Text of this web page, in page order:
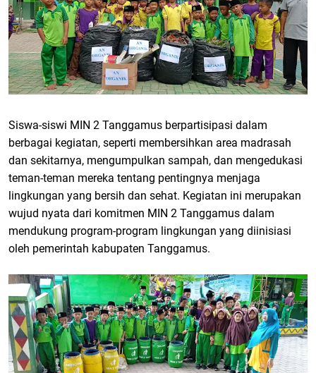
Siswa-siswi MIN 2 Tanggamus berpartisipasi dalam
berbagai kegiatan, seperti membersihkan area madrasah
dan sekitarnya, mengumpulkan sampah, dan mengedukasi
teman-teman mereka tentang pentingnya menjaga
lingkungan yang bersih dan sehat. Kegiatan ini merupakan
wujud nyata dari komitmen MIN 2 Tanggamus dalam
mendukung program-program lingkungan yang diinisiasi
oleh pemerintah kabupaten Tanggamus.